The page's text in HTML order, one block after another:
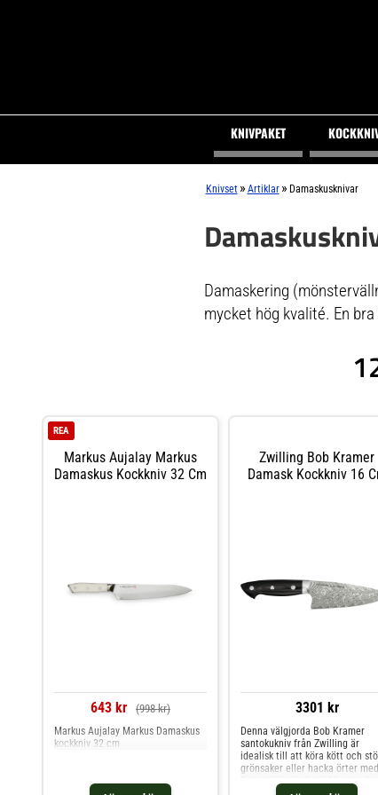
KNIVPAKET
Knivset » Artiklar » Damaskusknivar
Damaskering
mycket hög kvalité. En
Markus Aujalay Markus
Damaskus Kockkniv 32 Cm
REA
643 kr (998 kr)
Markus Aujalay Markus Damaskus
kockkniv 32 cm
Zwilling Bob Kramer
Damask Kockkniv 16
3301 kr
Denna välgjorda Bob Kramer
santokukniv från Zwilling är
idealisk till att köra kött och
grönsaker eller hacka örter
Det stabila skaftet i Micarta är